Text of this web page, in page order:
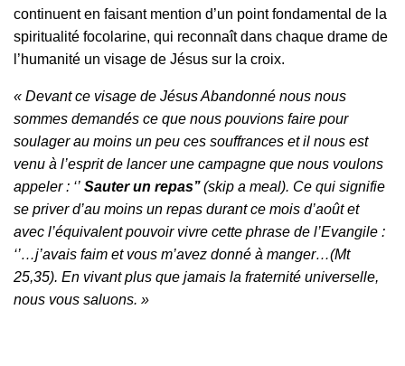
continuent en faisant mention d’un point fondamental de la
spiritualité focolarine, qui reconnaît dans chaque drame de
l’humanité un visage de Jésus sur la croix.
« Devant ce visage de Jésus Abandonné nous nous
sommes demandés ce que nous pouvions faire pour
soulager au moins un peu ces souffrances et il nous est
venu à l’esprit de lancer une campagne que nous voulons
appeler : ‘’ Sauter un repas’’(skip a meal). Ce qui signifie
se priver d’au moins un repas durant ce mois d’août et
avec l’équivalent pouvoir vivre cette phrase de l’Evangile :
‘’…j’avais faim et vous m’avez donné à manger…(Mt
25,35). En vivant plus que jamais la fraternité universelle,
nous vous saluons. »